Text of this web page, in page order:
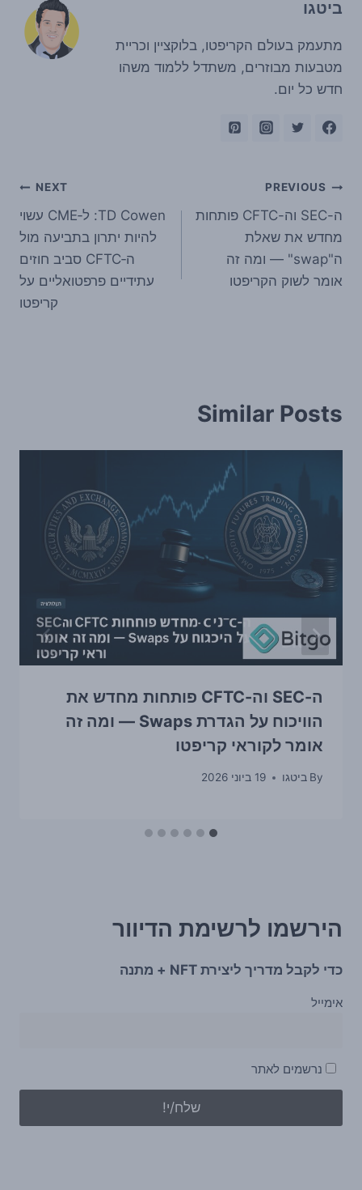
ביטגו
מתעמק בעולם הקריפטו, בלוקציין וכריית
מטבעות מבוזרים, משתדל ללמוד משהו
חדש כל יום.
ניווט
PREVIOUS
ה-SEC וה-CFTC פותחות
מחדש את שאלת
ה"swap" — ומה זה
אומר לשוק הקריפטו
NEXT
TD Cowen: ל‑CME עשוי
להיות יתרון בתביעה מול
ה‑CFTC סביב חוזים
עתידיים פרפטואליים על
קריפטו
Similar Posts
ה-SEC וה-CFTC פותחות מחדש את
הוויכוח על הגדרת Swaps — ומה זה
אומר לקוראי קריפטו
By ביטגו 19 ביוני 2026
הירשמו לרשימת הדיוור
כדי לקבל מדריך ליצירת NFT + מתנה
אימייל
נרשמים לאתר